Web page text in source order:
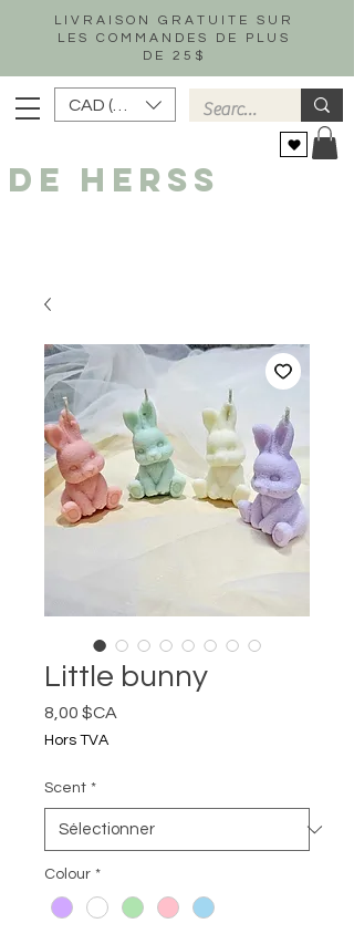
LIVRAISON GRATUITE SUR
LES COMMANDES DE PLUS
DE 25$
CAD (C$)
DE HERSS
Little bunny
8,00 $CA
Hors TVA
Scent *
Colour *